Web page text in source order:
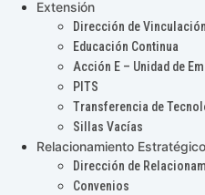
Extensión
Dirección de
Educación Continua
Acción E – Unidad de
PITS
Transferencia de
Sillas Vacías
Relacionamiento Estratégico
Dirección de
Convenios